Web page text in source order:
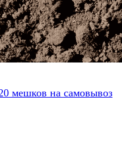
мешков на самовывоз